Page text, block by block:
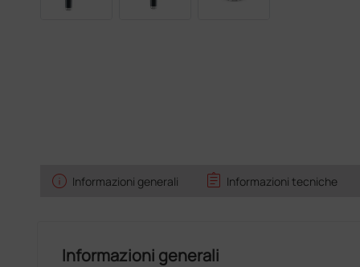
info Informazioni generali assignment Informazioni tecniche
Informazioni generali